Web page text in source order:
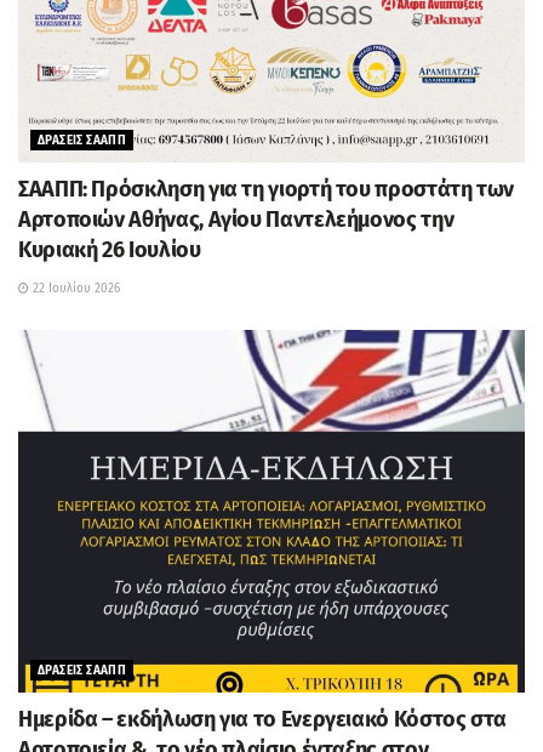
ΔΡΑΣΕΙΣ ΣΑΑΠΠ
ΣΑΑΠΠ: Πρόσκληση για τη γιορτή του προστάτη των
Αρτοποιών Αθήνας, Αγίου Παντελεήμονος την
Κυριακή 26 Ιουλίου
22 Ιουλίου 2026
ΔΡΑΣΕΙΣ ΣΑΑΠΠ
Ημερίδα – εκδήλωση για το Ενεργειακό Κόστος στα